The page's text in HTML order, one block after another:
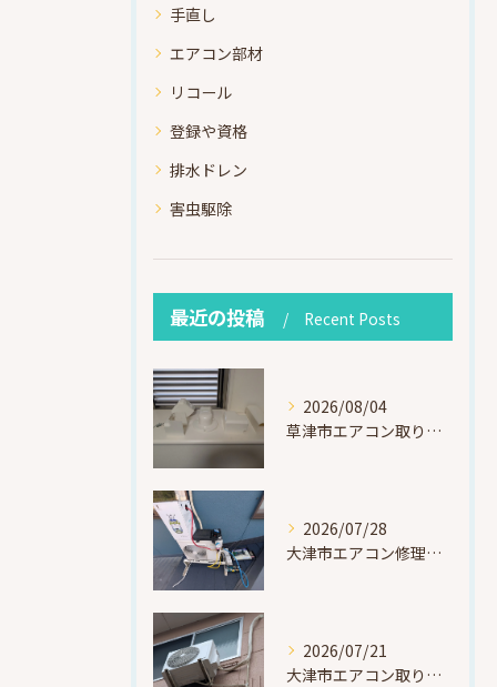
手直し
エアコン部材
リコール
登録や資格
排水ドレン
害虫駆除
最近の投稿 Recent Posts
2026/08/04
草津市エアコン取り付け｜お客様取り外し済・化粧カバー再利用（ダイキン S225ATES・アウルコート草津）
2026/07/28
大津市エアコン修理｜冷媒漏れを特定！高所作業で東芝RAS-F221ARTを修理・ガスチャージ
2026/07/21
大津市エアコン取り付け｜他社で断られたマンション3階の壁面アングル高所作業（ハイセンス HA-J22H-W・プレジーオビワコ）